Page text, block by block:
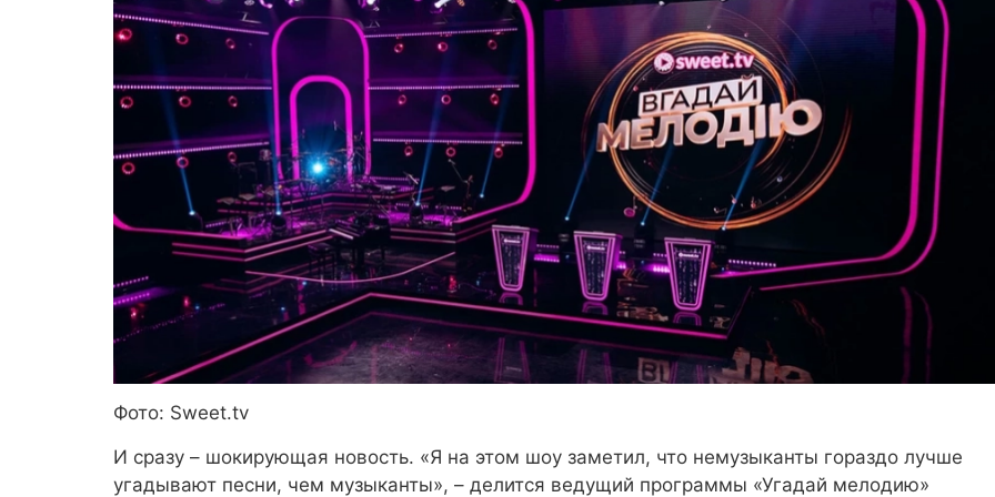
Фото: Sweet.tv
И сразу – шокирующая новость. «Я на этом шоу заметил, что немузыканты гораздо лучше
угадывают песни, чем музыканты», – делится ведущий программы «Угадай мелодию»